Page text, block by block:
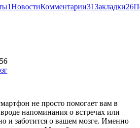
1НовостиКомментарии31Закладки26
56
не просто помогает вам в
напоминания о встречах или
и заботится о вашем мозге. Именно